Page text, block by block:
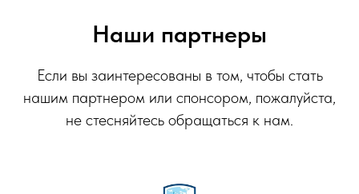
Наши партнеры
Если вы заинтересованы в том, чтобы стать
нашим партнером или спонсором, пожалуйста,
не стесняйтесь обращаться к нам.